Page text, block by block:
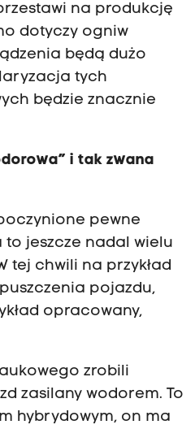
na produkcję
dotyczy ogniw
będą dużo
tych
będzie znacznie
i tak zwana
pewne
jeszcze nadal wielu
tej chwili na przykład
pojazdu,
opracowany,
zrobili
zasilany wodorem. To
hybrydowym, on ma